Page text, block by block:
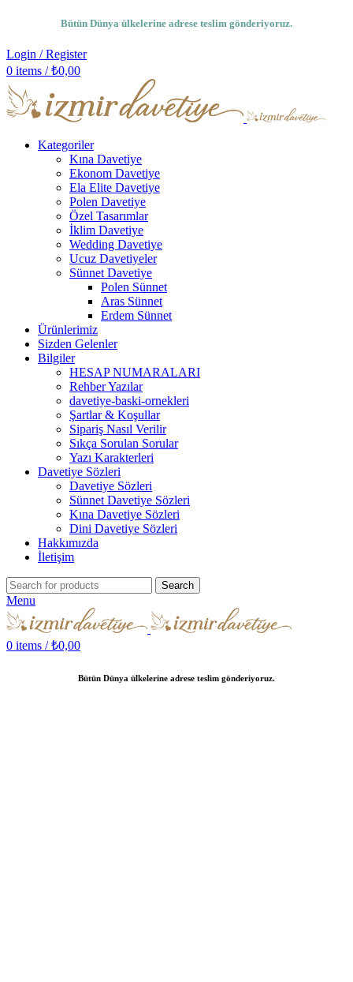
Bütün Dünya ülkelerine adrese teslim gönderiyoruz.
Login / Register
0 items / ₺0,00
Kategoriler
Kına Davetiye
Ekonom Davetiye
Ela Elite Davetiye
Polen Davetiye
Özel Tasarımlar
İklim Davetiye
Wedding Davetiye
Ucuz Davetiyeler
Sünnet Davetiye
Polen Sünnet
Aras Sünnet
Erdem Sünnet
Ürünlerimiz
Sizden Gelenler
Bilgiler
HESAP NUMARALARI
Rehber Yazılar
davetiye-baski-ornekleri
Şartlar & Koşullar
Sipariş Nasıl Verilir
Sıkça Sorulan Sorular
Yazı Karakterleri
Davetiye Sözleri
Davetiye Sözleri
Sünnet Davetiye Sözleri
Kına Davetiye Sözleri
Dini Davetiye Sözleri
Hakkımızda
İletişim
Search
Menu
0 items / ₺0,00
Bütün Dünya ülkelerine adrese teslim gönderiyoruz.